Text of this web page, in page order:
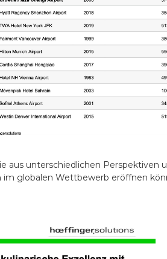
aus unterschiedlichen Perspektiven
globalen Wettbewerb eröffnen